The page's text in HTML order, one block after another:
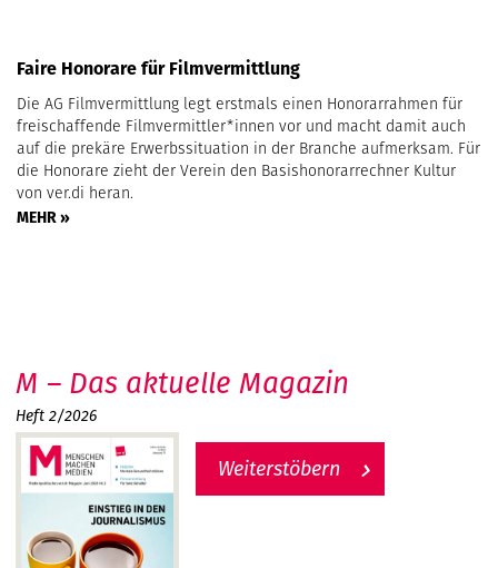
Faire Honorare für Filmvermittlung
Die AG Filmvermittlung legt erstmals einen Honorarrahmen für
freischaffende Filmvermittler*innen vor und macht damit auch
auf die prekäre Erwerbssituation in der Branche aufmerksam. Für
die Honorare zieht der Verein den Basishonorarrechner Kultur
von ver.di heran.
MEHR »
M – Das aktuelle Magazin
Heft 2/2026
Weiterstöbern